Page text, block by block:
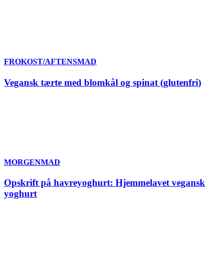
FROKOST/AFTENSMAD
Vegansk tærte med blomkål og spinat (glutenfri)
MORGENMAD
Opskrift på havreyoghurt: Hjemmelavet vegansk
yoghurt